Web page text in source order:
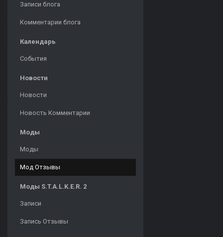
Записи блога
Комментарии блога
Календарь
События
Новости
Новости
Новость Комментарии
Моды
Моды
Мод Отзывы
Моды S.T.A.L.K.E.R. 2
Записи
Запись Отзывы